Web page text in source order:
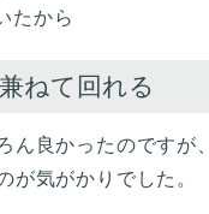
たから
ねて回れる
ん良かったのですが、
が気がかりでした。